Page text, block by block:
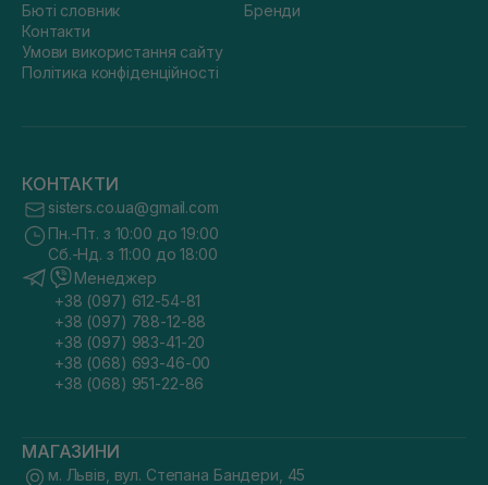
Бюті словник
Контакти
Умови використання сайту
Політика конфіденційності
Бренди
КОНТАКТИ
sisters.co.ua@gmail.com
Пн.-Пт. з 10:00 до 19:00
Сб.-Нд. з 11:00 до 18:00
Менеджер
+38 (097) 612-54-81
+38 (097) 788-12-88
+38 (097) 983-41-20
+38 (068) 693-46-00
+38 (068) 951-22-86
МАГАЗИНИ
м. Львів, вул. Степана Бандери, 45